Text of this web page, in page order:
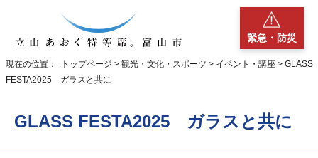
緊急・防災
現在の位置： トップページ > 観光・文化・スポーツ > イベント・講座 > GLASS
FESTA2025 ガラスと共に
GLASS FESTA2025 ガラスと共に